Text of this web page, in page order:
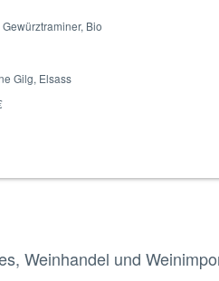
Bio
Gilg, Elsass
Weinhandel und